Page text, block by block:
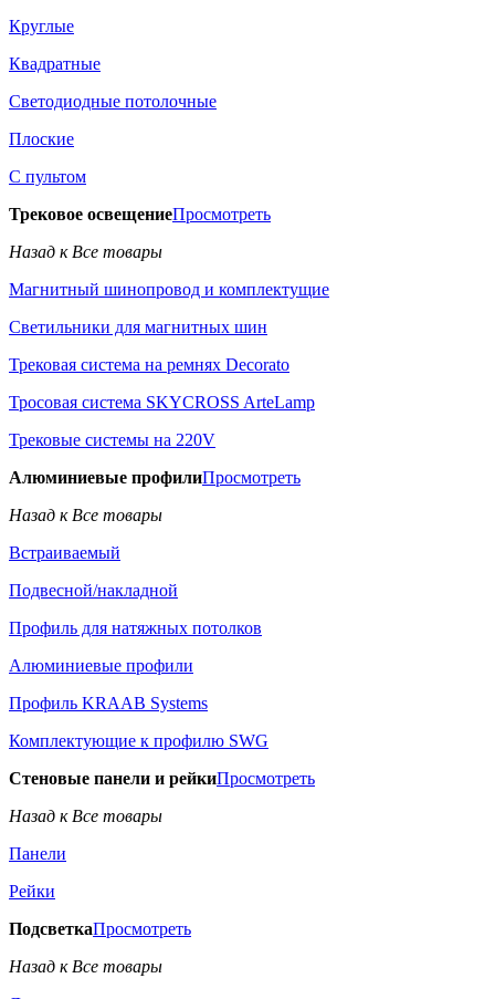
Круглые
Квадратные
Светодиодные потолочные
Плоские
С пультом
Трековое освещениеПросмотреть
Назад к Все товары
Магнитный шинопровод и комплектущие
Светильники для магнитных шин
Трековая система на ремнях Decorato
Тросовая система SKYCROSS ArteLamp
Трековые системы на 220V
Алюминиевые профилиПросмотреть
Назад к Все товары
Встраиваемый
Подвесной/накладной
Профиль для натяжных потолков
Алюминиевые профили
Профиль KRAAB Systems
Комплектующие к профилю SWG
Стеновые панели и рейкиПросмотреть
Назад к Все товары
Панели
Рейки
ПодсветкаПросмотреть
Назад к Все товары